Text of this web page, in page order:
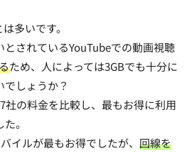
多いです。
されているYouTubeでの動画視聴
ため、人によっては3GBでも十分に
しょうか？
社の料金を比較し、最もお得に利用
。
イルが最もお得でしたが、 回線を